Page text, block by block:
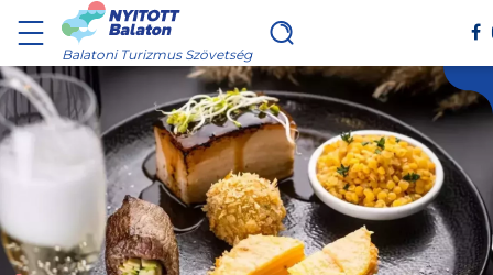
Balatoni Turizmus Szövetség